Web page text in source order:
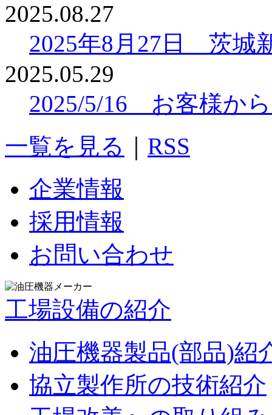
2025.08.27
2025年8月27日 茨城
2025.05.29
2025/5/16 お客様か
一覧を見る
RSS
企業情報
採用情報
お問い合わせ
工場設備の紹介
油圧機器製品(部品)紹
協立製作所の技術紹介